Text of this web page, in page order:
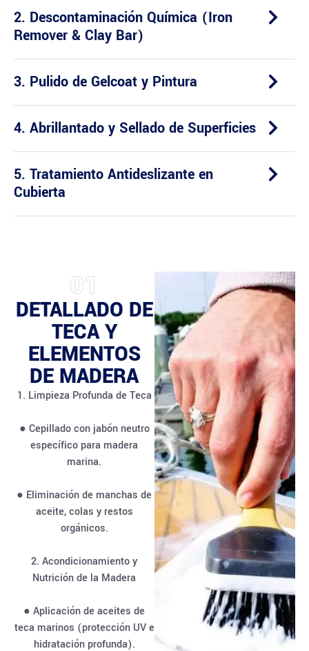
2. Descontaminación Química (Iron
Remover & Clay Bar)
3. Pulido de Gelcoat y Pintura
4. Abrillantado y Sellado de Superficies
5. Tratamiento Antideslizante en
Cubierta
01
DETALLADO DE
TECA Y
ELEMENTOS
DE MADERA
1. Limpieza Profunda de Teca
● Cepillado con jabón neutro
específico para madera
marina.
● Eliminación de manchas de
aceite, colas y restos
orgánicos.
2. Acondicionamiento y
Nutrición de la Madera
● Aplicación de aceites de
teca marinos (protección UV e
hidratación profunda).